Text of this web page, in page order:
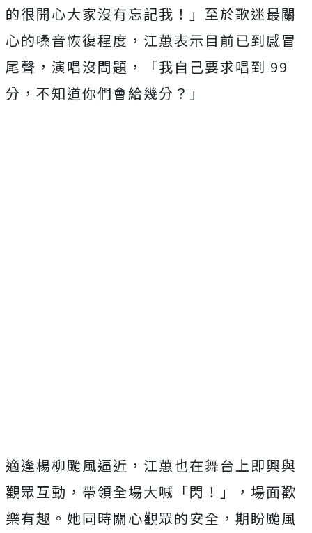
的很開心大家沒有忘記我！」至於歌迷最關
心的嗓音恢復程度，江蕙表示目前已到感冒
尾聲，演唱沒問題，「我自己要求唱到 99
分，不知道你們會給幾分？」
適逢楊柳颱風逼近，江蕙也在舞台上即興與
觀眾互動，帶領全場大喊「閃！」，場面歡
樂有趣。她同時關心觀眾的安全，期盼颱風